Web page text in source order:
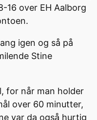
16 over EH Aalborg
igen og så på
Stine
for når man holder
over 60 minutter,
var da også hurtig